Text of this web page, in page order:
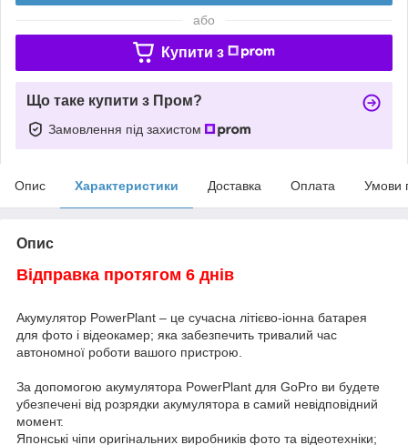
або
Купити з
Що таке купити з Пром?
Замовлення під захистом
Опис Характеристики Доставка Оплата Умови
Опис
Відправка протягом 6 днів
Акумулятор PowerPlant – це сучасна літієво-іонна батарея
для фото і відеокамер; яка забезпечить тривалий час
автономної роботи вашого пристрою.
За допомогою акумулятора PowerPlant для GoPro ви будете
убезпечені від розрядки акумулятора в самий невідповідний
момент.
Японські чіпи оригінальних виробників фото та відеотехніки;